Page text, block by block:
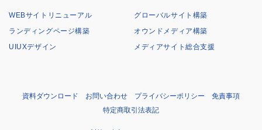
WEBサイトリニューアル
グローバルサイト構築
ランディングページ構築
オウンドメディア構築
UIUXデザイン
メディアサイト総合支援
資料ダウンロード お問い合わせ プライバシーポリシー
免責事項
特定商取引法表記